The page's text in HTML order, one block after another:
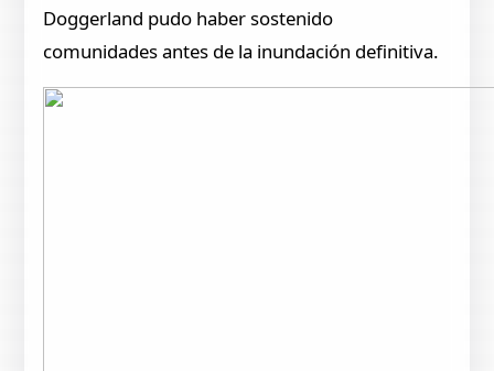
Doggerland pudo haber sostenido
comunidades antes de la inundación definitiva.